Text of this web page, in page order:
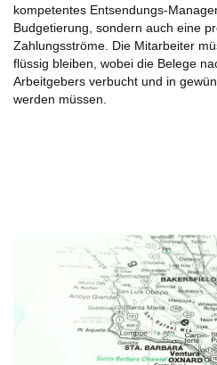
kompetentes Entsendungs-
Budgetierung, sondern auch eine
Zahlungsströme. Die Mitarbeiter
flüssig bleiben, wobei die Belege
Arbeitgebers verbucht und in
werden müssen.